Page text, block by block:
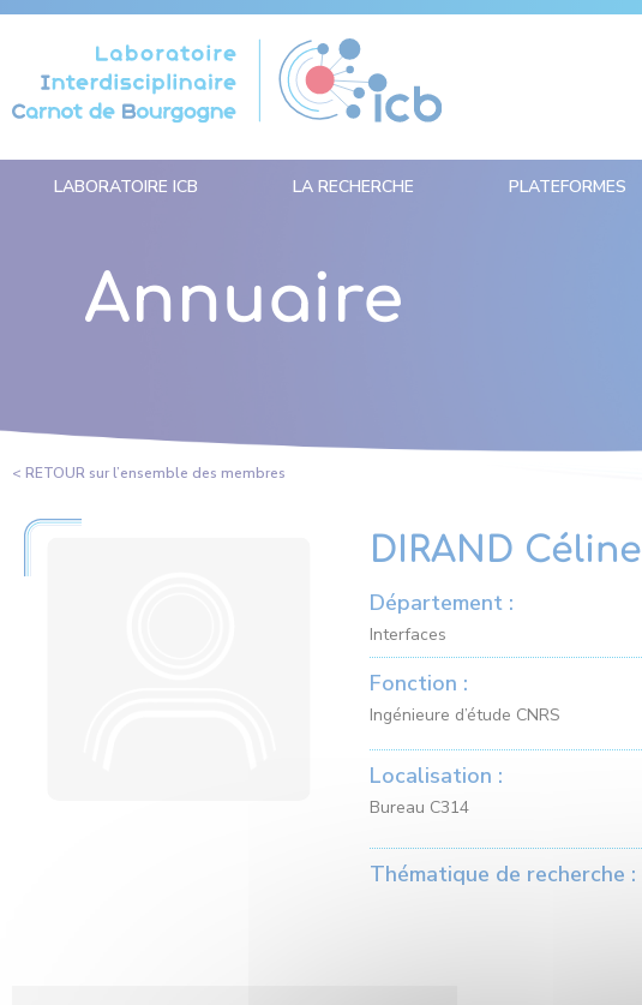
LABORATOIRE ICB LA RECHERCHE PLATEFORMES
Annuaire
< RETOUR sur l’ensemble des membres
DIRAND Céline
Département :
Interfaces
Fonction :
Ingénieure d’étude CNRS
Localisation :
Bureau C314
Thématique de recherche :
Panneau de gestion des cookies